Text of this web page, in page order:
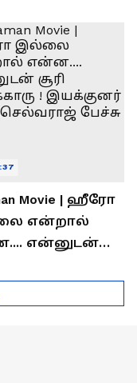
!
கனகராஜ்
!
Movie | ஹீரோ
என்றால்
என்னுடன்
மாரி
பேச்சு